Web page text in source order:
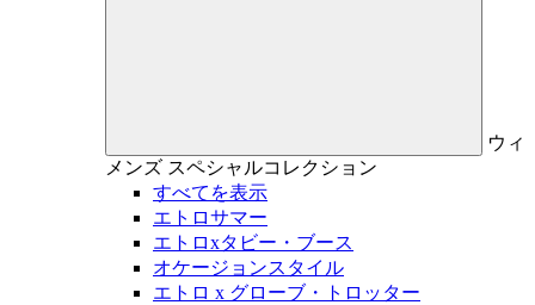
ウィ
メンズ スペシャルコレクション
すべてを表示
エトロサマー
エトロxタビー・ブース
オケージョンスタイル
エトロ x グローブ・トロッター